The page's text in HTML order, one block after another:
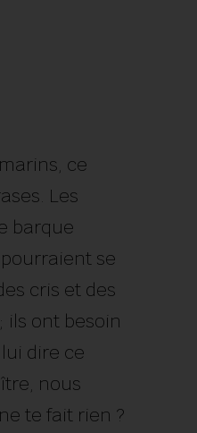
ce
Les
barque
se
cris et des
ils ont besoin
dire ce
nous
te fait rien ?